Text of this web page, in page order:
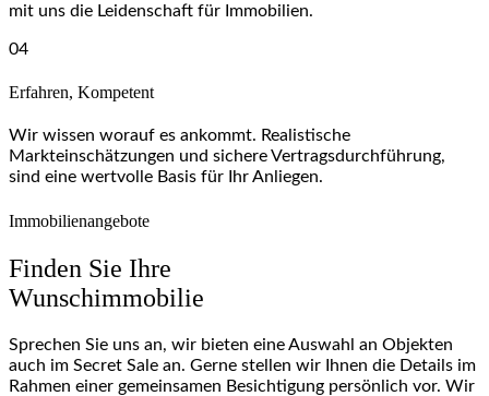
mit uns die Leidenschaft für Immobilien.
04
Erfahren, Kompetent
Wir wissen worauf es ankommt. Realistische
Markteinschätzungen und sichere Vertragsdurchführung,
sind eine wertvolle Basis für Ihr Anliegen.
Immobilienangebote
Finden Sie Ihre
Wunschimmobilie
Sprechen Sie uns an, wir bieten eine Auswahl an Objekten
auch im Secret Sale an. Gerne stellen wir Ihnen die Details im
Rahmen einer gemeinsamen Besichtigung persönlich vor. Wir